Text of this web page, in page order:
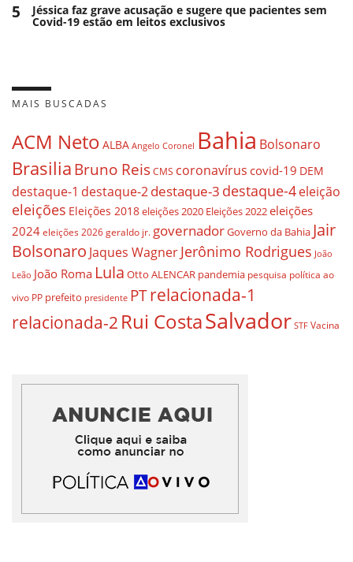
5 Jéssica faz grave acusação e sugere que pacientes sem
Covid-19 estão em leitos exclusivos
MAIS BUSCADAS
ACM Neto ALBA Angelo Coronel Bahia Bolsonaro
BrasiliaBruno ReisCMS coronavírus covid-19 DEM
destaque-1 destaque-2destaque-3 destaque-4eleição
eleições Eleições 2018eleições 2020 Eleições 2022eleições
2024 eleições 2026 geraldo jr. governadorGoverno da Bahia Jair
Bolsonaro Jaques WagnerJerônimo Rodrigues João
Leão João Roma Lula Otto ALENCAR pandemia pesquisa política ao
vivo PP prefeito presidente PTrelacionada-1
relacionada-2 Rui CostaSalvador STF Vacina